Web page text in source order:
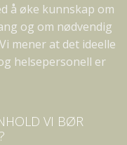
å øke kunnskap om
og om nødvendig
mener at det ideelle
helsepersonell er
VI BØR